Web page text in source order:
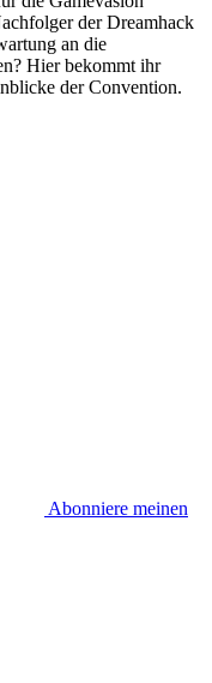
der Dreamhack
an die
Hier bekommt ihr
der Convention.
Abonniere meinen